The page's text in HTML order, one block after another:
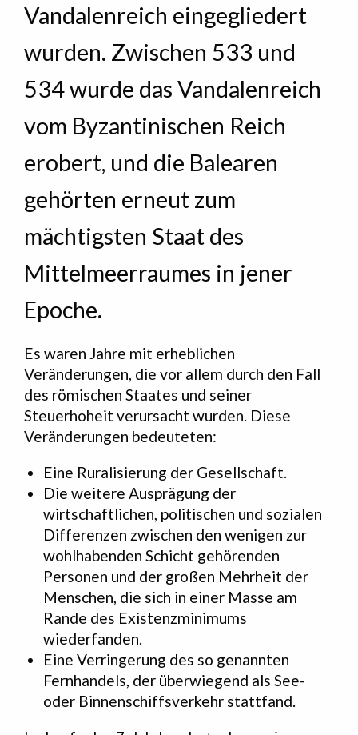
Vandalenreich eingegliedert
wurden. Zwischen 533 und
534 wurde das Vandalenreich
vom Byzantinischen Reich
erobert, und die Balearen
gehörten erneut zum
mächtigsten Staat des
Mittelmeerraumes in jener
Epoche.
Es waren Jahre mit erheblichen
Veränderungen, die vor allem durch den Fall
des römischen Staates und seiner
Steuerhoheit verursacht wurden. Diese
Veränderungen bedeuteten:
Eine Ruralisierung der Gesellschaft.
Die weitere Ausprägung der
wirtschaftlichen, politischen und sozialen
Differenzen zwischen den wenigen zur
wohlhabenden Schicht gehörenden
Personen und der großen Mehrheit der
Menschen, die sich in einer Masse am
Rande des Existenzminimums
wiederfanden.
Eine Verringerung des so genannten
Fernhandels, der überwiegend als See-
oder Binnenschiffsverkehr stattfand.